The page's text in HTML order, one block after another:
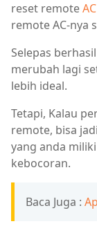
reset remote
remote AC-nya
Selepas
merubah lagi
lebih ideal.
Tetapi, Kalau
remote, bisa
yang anda
kebocoran.
Baca Juga :